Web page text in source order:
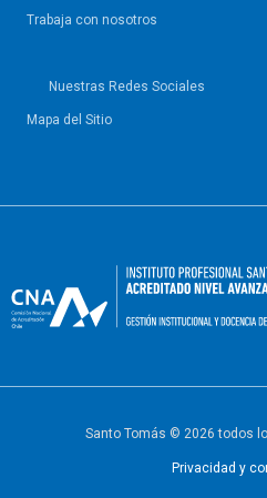
Trabaja con nosotros
Nuestras Redes Sociales
Mapa del Sitio
Santo Tomás © 2026 todos
Privacidad y